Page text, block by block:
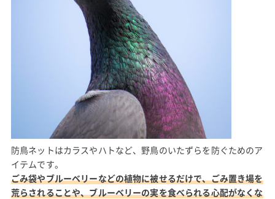
防鳥ネットはカラスやハトなど、野鳥のいたずらを防ぐためのア
イテムです。
ごみ袋やブルーベリーなどの植物に被せるだけで、ごみ置き場を
荒らされることや、ブルーベリーの実を食べられる心配がなくな